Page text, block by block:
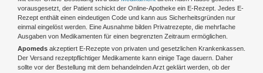
vorausgesetzt, der Patient schickt der Online-Apotheke ein E-Rezept. Jedes E-
Rezept enthält einen eindeutigen Code und kann aus Sicherheitsgründen nur
einmal eingelöst werden. Eine Ausnahme bilden Privatrezepte, die mehrfache
Ausgaben von Medikamenten für einen begrenzten Zeitraum ermöglichen.
Apomeds akzeptiert E-Rezepte von privaten und gesetzlichen Krankenkassen.
Der Versand rezeptpflichtiger Medikamente kann einige Tage dauern. Daher
sollte vor der Bestellung mit dem behandelnden Arzt geklärt werden, ob der